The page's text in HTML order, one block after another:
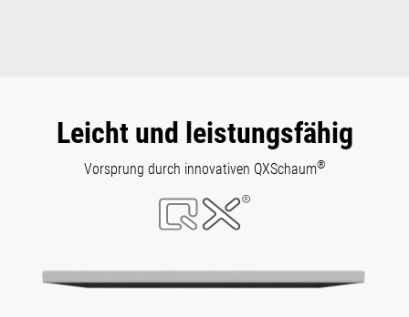
Leicht und leistungsfähig
Vorsprung durch innovativen QXSchaum®